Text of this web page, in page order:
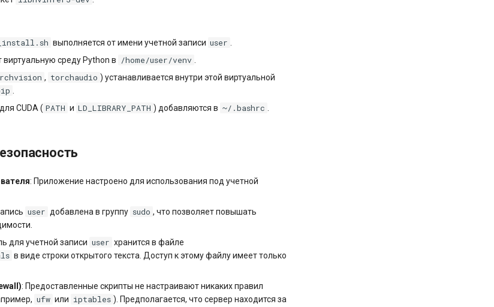
выполняется от имени учетной записи user
виртуальную среду Python в
/home/user/venv
, torchaudio ) устанавливается внутри этой виртуальной
CUDA ( PATH и LD_LIBRARY_PATH ) добавляются в ~/.bashrc
: Приложение настроено для использования под учетной
user добавлена в группу sudo , что позволяет повышать
для учетной записи user хранится в файле
в виде строки открытого текста. Доступ к этому файлу имеет только
: Предоставленные скрипты не настраивают никаких правил
ufw или iptables ). Предполагается, что сервер находится за